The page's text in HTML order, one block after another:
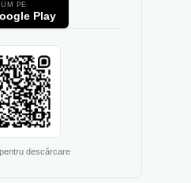
PE
Play
descărcare